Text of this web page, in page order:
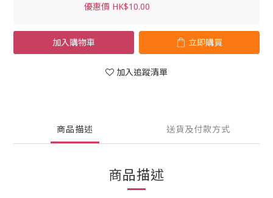
優惠價 HK$10.00
加入購物車 立即購買
加入追蹤清單
商品描述 送貨及付款方式
商品描述